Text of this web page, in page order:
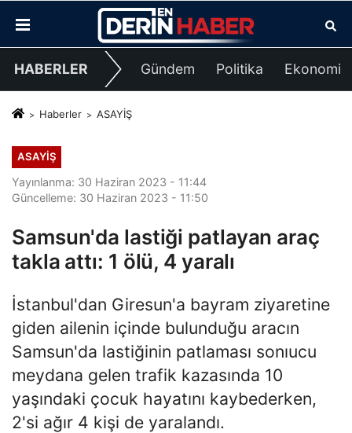
HABERLER Gündem Politika Ekonomi
Haberler ASAYİŞ
ASAYİŞ
Yayınlanma: 30 Haziran 2023 - 11:44
Güncelleme: 30 Haziran 2023 - 11:50
Samsun'da lastiği patlayan araç
takla attı: 1 ölü, 4 yaralı
İstanbul'dan Giresun'a bayram ziyaretine
giden ailenin içinde bulunduğu aracın
Samsun'da lastiğinin patlaması sonıucu
meydana gelen trafik kazasında 10
yaşındaki çocuk hayatını kaybederken,
2'si ağır 4 kişi de yaralandı.